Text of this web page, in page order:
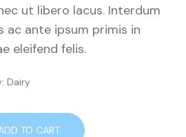
ut libero lacus. Interdum
ac ante ipsum primis in
eleifend felis.
Dairy
TO CART